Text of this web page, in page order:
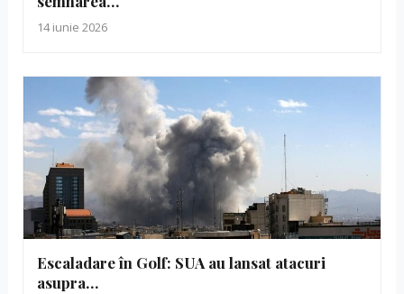
14 iunie 2026
Escaladare în Golf: SUA au lansat atacuri
asupra…